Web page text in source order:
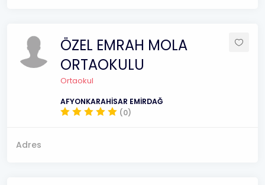
ÖZEL EMRAH MOLA
ORTAOKULU
Ortaokul
AFYONKARAHİSAR EMİRDAĞ
(0)
Adres